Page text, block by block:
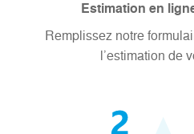
Estimation en
Remplissez notre
l’estimation de